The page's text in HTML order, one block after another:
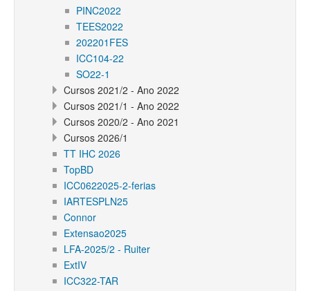
PINC2022
TEES2022
202201FES
ICC104-22
SO22-1
Cursos 2021/2 - Ano 2022
Cursos 2021/1 - Ano 2022
Cursos 2020/2 - Ano 2021
Cursos 2026/1
TT IHC 2026
TopBD
ICC0622025-2-ferias
IARTESPLN25
Connor
Extensao2025
LFA-2025/2 - Ruiter
ExtIV
ICC322-TAR